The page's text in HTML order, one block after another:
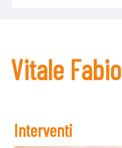
Vitale Fabio
Interventi